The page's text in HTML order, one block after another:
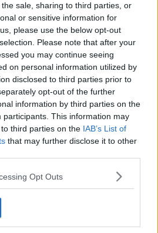
sale, sharing to third parties, or
or sensitive information for
please use the below opt-out
Please note that after your
you may continue seeing
on personal information utilized by
disclosed to third parties prior to
opt-out of the further
information by third parties on the
participants. This information may
third parties on the IAB’s List of
that may further disclose it to other
Opt Outs
SENDEN